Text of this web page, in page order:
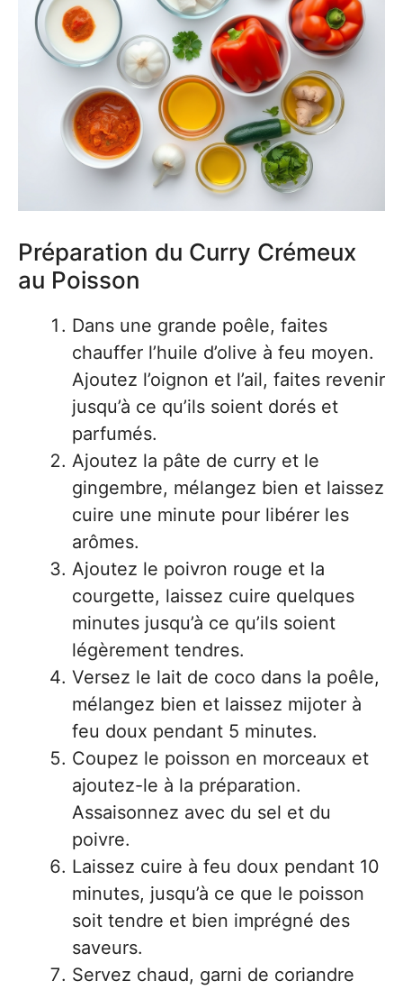
Préparation du Curry Crémeux
au Poisson
Dans une grande poêle, faites
chauffer l’huile d’olive à feu moyen.
Ajoutez l’oignon et l’ail, faites revenir
jusqu’à ce qu’ils soient dorés et
parfumés.
Ajoutez la pâte de curry et le
gingembre, mélangez bien et laissez
cuire une minute pour libérer les
arômes.
Ajoutez le poivron rouge et la
courgette, laissez cuire quelques
minutes jusqu’à ce qu’ils soient
légèrement tendres.
Versez le lait de coco dans la poêle,
mélangez bien et laissez mijoter à
feu doux pendant 5 minutes.
Coupez le poisson en morceaux et
ajoutez-le à la préparation.
Assaisonnez avec du sel et du
poivre.
Laissez cuire à feu doux pendant 10
minutes, jusqu’à ce que le poisson
soit tendre et bien imprégné des
saveurs.
Servez chaud, garni de coriandre